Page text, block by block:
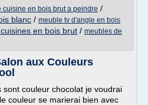
cuisine en bois brut a peindre /
blanc / meuble tv d'angle en bois
en bois brut / meubles de
aux Couleurs
sont couleur chocolat je voudrai
couleur se marierai bien avec